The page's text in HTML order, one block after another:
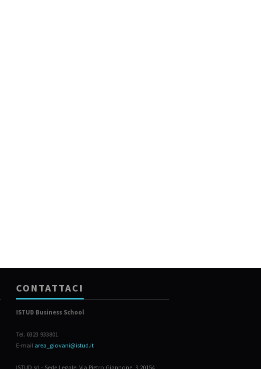
CONTATTACI
ISTUD Business School
Tel. 0323 933801
E-mail area_giovani@istud.it
ISTUD srl - Sede Legale: Via Pietro Giannone, 9 20154